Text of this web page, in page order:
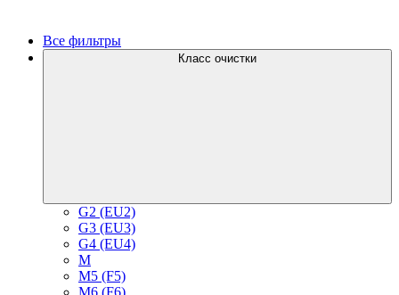
Все фильтры
Класс очистки
G2 (EU2)
G3 (EU3)
G4 (EU4)
M
M5 (F5)
M6 (F6)